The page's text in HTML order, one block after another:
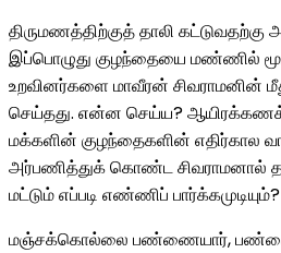
திருமணத்திற்குத் தாலி கட்டுவதற்கு
இப்பொழுது குழந்தையை மண்ணில்
உறவினர்களை மாவீரன் சிவராமனின்
செய்தது. என்ன செய்ய?
மக்களின் குழந்தைகளின்
அர்பணித்துக் கொண்ட சிவராமனால்
மட்டும் எப்படி எண்ணிப் பார்க்கமுடியும்?
மஞ்சக்கொல்லை பண்ணையார்,